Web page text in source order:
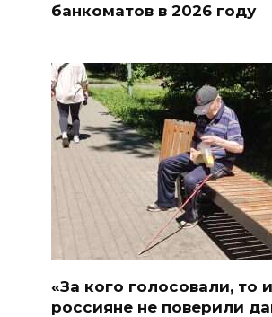
банкоматов в 2026 году
«За кого голосовали, то
россияне не поверили